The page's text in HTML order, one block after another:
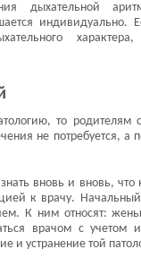
дыхательной
индивидуально.
то родителям
не потребуется,
вновь и вновь, что
к врачу.
К ним относят:
врачом с учетом
и устранение той